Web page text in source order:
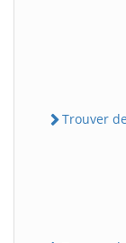
Trouver